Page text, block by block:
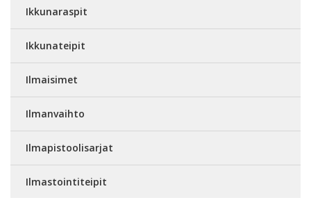
Ikkunaraspit
Ikkunateipit
Ilmaisimet
Ilmanvaihto
Ilmapistoolisarjat
Ilmastointiteipit